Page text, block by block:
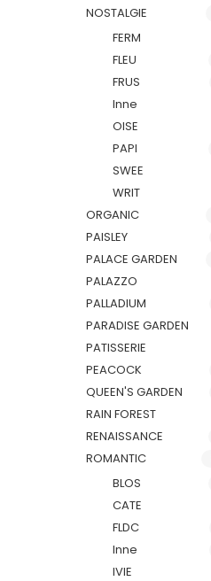
NOSTALGIE
FERM
FLEU
FRUS
Inne
OISE
PAPI
SWEE
WRIT
ORGANIC
PAISLEY
PALACE GARDEN
PALAZZO
PALLADIUM
PARADISE GARDEN
PATISSERIE
PEACOCK
QUEEN'S GARDEN
RAIN FOREST
RENAISSANCE
ROMANTIC
BLOS
CATE
FLDC
Inne
IVIE